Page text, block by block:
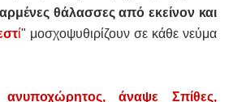
θάλασσες από εκείνον και
ί" μοσχοψυθιρίζουν σε κάθε νεύμα
ανυποχώρητος, άναψε Σπίθες,